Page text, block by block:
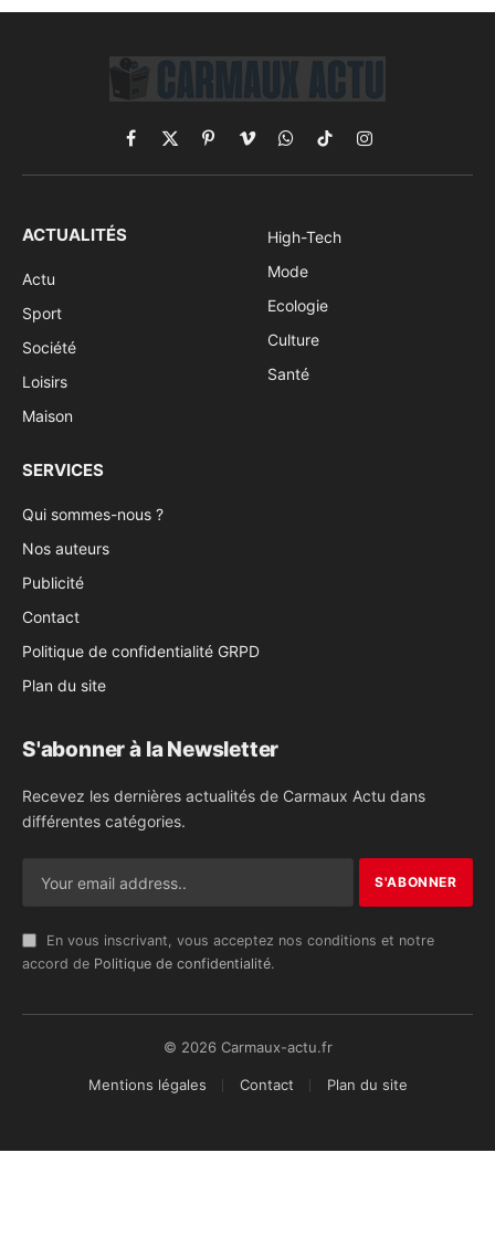
Facebook
X
(Twitter)
PinterestVimeoWhatsApp
TikTokInstagram
ACTUALITÉS
Actu
Sport
Société
Loisirs
Maison
High-Tech
Mode
Ecologie
Culture
Santé
SERVICES
Qui sommes-nous ?
Nos auteurs
Publicité
Contact
Politique de confidentialité GRPD
Plan du site
S'abonner à la Newsletter
Recevez les dernières actualités de Carmaux Actu dans
différentes catégories.
En vous inscrivant, vous acceptez nos conditions et notre
accord de Politique de confidentialité.
© 2026 Carmaux-actu.fr
Mentions légales Contact Plan du site